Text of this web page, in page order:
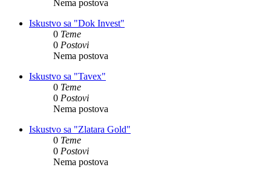
Nema postova
Iskustvo sa "Dok Invest"
0 Teme
0 Postovi
Nema postova
Iskustvo sa "Tavex"
0 Teme
0 Postovi
Nema postova
Iskustvo sa "Zlatara Gold"
0 Teme
0 Postovi
Nema postova